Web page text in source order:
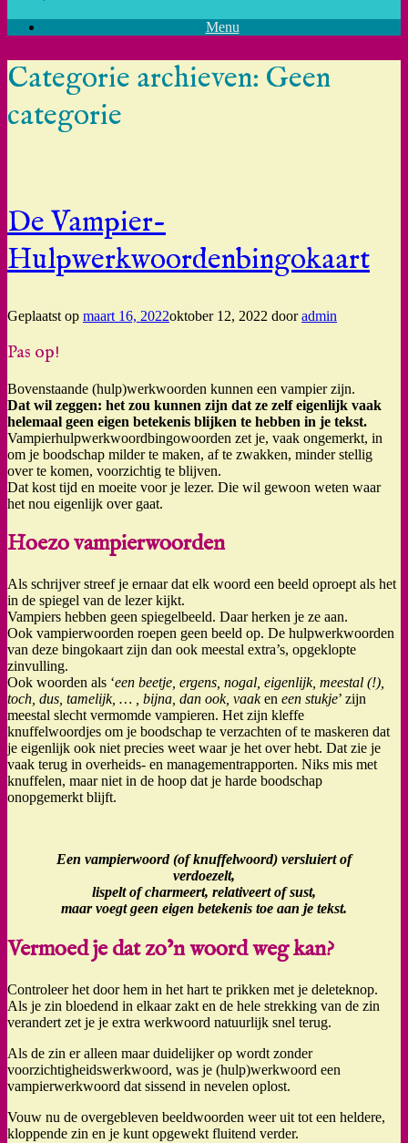
Menu
Categorie archieven: Geen
categorie
De Vampier-
Hulpwerkwoordenbingokaart
Geplaatst op maart 16, 2022oktober 12, 2022 dooradmin
Pas op!
Bovenstaande (hulp)werkwoorden kunnen een vampier zijn.
Dat wil zeggen: het zou kunnen zijn dat ze zelf eigenlijk vaak
helemaal geen eigen betekenis blijken te hebben in je tekst.
Vampierhulpwerkwoordbingowoorden zet je, vaak ongemerkt, in
om je boodschap milder te maken, af te zwakken, minder stellig
over te komen, voorzichtig te blijven.
Dat kost tijd en moeite voor je lezer. Die wil gewoon weten waar
het nou eigenlijk over gaat.
Hoezo vampierwoorden
Als schrijver streef je ernaar dat elk woord een beeld oproept als het
in de spiegel van de lezer kijkt.
Vampiers hebben geen spiegelbeeld. Daar herken je ze aan.
Ook vampierwoorden roepen geen beeld op. De hulpwerkwoorden
van deze bingokaart zijn dan ook meestal extra’s, opgeklopte
zinvulling.
Ook woorden als ‘een beetje, ergens, nogal, eigenlijk, meestal (!),
toch, dus, tamelijk, … , bijna, dan ook, vaaken een stukje’ zijn
meestal slecht vermomde vampieren. Het zijn kleffe
knuffelwoordjes om je boodschap te verzachten of te maskeren dat
je eigenlijk ook niet precies weet waar je het over hebt. Dat zie je
vaak terug in overheids- en managementrapporten. Niks mis met
knuffelen, maar niet in de hoop dat je harde boodschap
onopgemerkt blijft.
Een vampierwoord (of knuffelwoord) versluiert of
verdoezelt,
lispelt of charmeert, relativeert of sust,
maar voegt geen eigen betekenis toe aan je tekst.
Vermoed je dat zo’n woord weg kan?
Controleer het door hem in het hart te prikken met je deleteknop.
Als je zin bloedend in elkaar zakt en de hele strekking van de zin
verandert zet je je extra werkwoord natuurlijk snel terug.
Als de zin er alleen maar duidelijker op wordt zonder
voorzichtigheidswerkwoord, was je (hulp)werkwoord een
vampierwerkwoord dat sissend in nevelen oplost.
Vouw nu de overgebleven beeldwoorden weer uit tot een heldere,
kloppende zin en je kunt opgewekt fluitend verder.